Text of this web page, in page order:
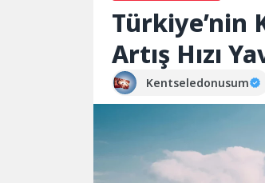
Türkiye’nin
Artış Hızı
Kentseledonusum